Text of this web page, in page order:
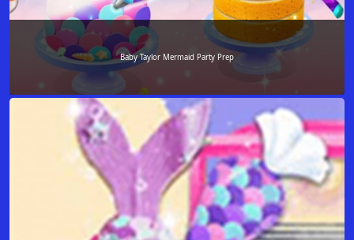
Baby Taylor Mermaid Party Prep